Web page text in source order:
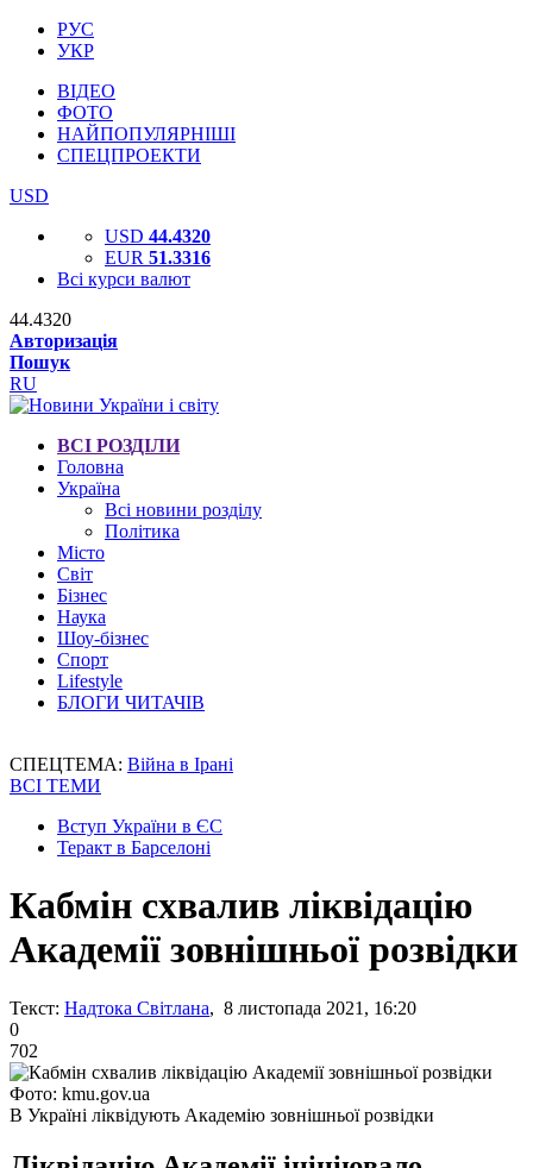
РУС
УКР
ВІДЕО
ФОТО
НАЙПОПУЛЯРНІШІ
СПЕЦПРОЕКТИ
USD
USD 44.4320
EUR 51.3316
Всі курси валют
44.4320
Авторизація
Пошук
RU
ВСІ РОЗДІЛИ
Головна
Україна
Всі новини розділу
Політика
Місто
Світ
Бізнес
Наука
Шоу-бізнес
Спорт
Lifestyle
БЛОГИ ЧИТАЧІВ
СПЕЦТЕМА: Війна в Ірані
ВСІ ТЕМИ
Вступ України в ЄС
Теракт в Барселоні
Кабмін схвалив ліквідацію
Академії зовнішньої розвідки
Текст: Надтока Світлана, 8 листопада 2021, 16:20
0
702
Фото: kmu.gov.ua
В Україні ліквідують Академію зовнішньої розвідки